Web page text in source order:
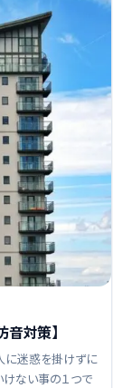
対策】
に迷惑を掛けずに
ない事の１つで